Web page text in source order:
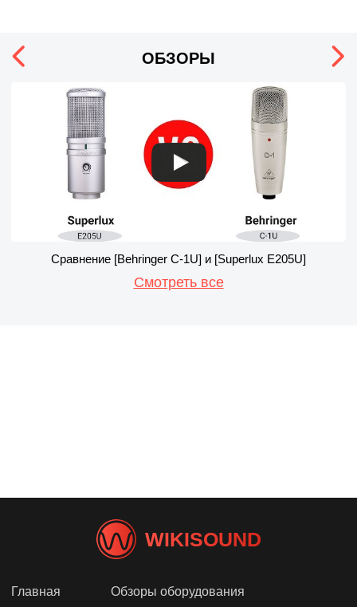
ОБЗОРЫ
Сравнение [Behringer C-1U] и [Superlux E205U]
Смотреть все
WIKISOUND
Главная Обзоры оборудования